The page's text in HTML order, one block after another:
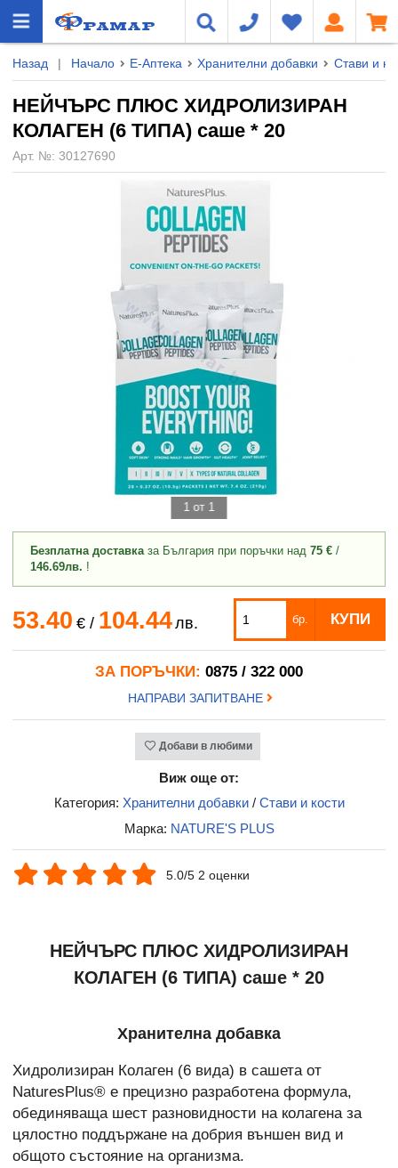
Назад | Начало Е-Аптека Хранителни добавки Стави и
НЕЙЧЪРС ПЛЮС ХИДРОЛИЗИРАН
КОЛАГЕН (6 ТИПА) саше * 20
Арт. №: 30127690
1 от 1
Безплатна доставказа България при поръчки над 75 € /
146.69лв. !
53.40 €/ 104.44лв. бр. КУПИ
ЗА ПОРЪЧКИ: 0875 / 322 000
НАПРАВИ ЗАПИТВАНЕ
Добави в любими
Виж още от:
Категория: Хранителни добавки/ Стави и кости
Марка: NATURE'S PLUS
5.0/5 2 оценки
НЕЙЧЪРС ПЛЮС ХИДРОЛИЗИРАН
КОЛАГЕН (6 ТИПА) саше * 20
Хранителна добавка
Хидролизиран Колаген (6 вида) в сашета от
NaturesPlus® е прецизно разработена формула,
обединяваща шест разновидности на колагена за
цялостно поддържане на добрия външен вид и
общото състояние на организма.